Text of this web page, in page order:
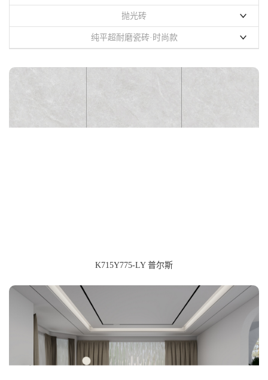
900X1800mm
400x400mm
抛光砖
聚晶系列
纯平超耐磨瓷砖·时尚款
K715Y775-LY 普尔斯